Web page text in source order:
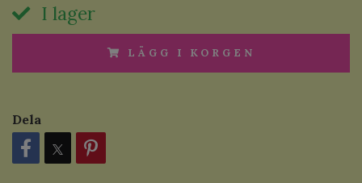
I lager
LÄGG I KORGEN
Dela